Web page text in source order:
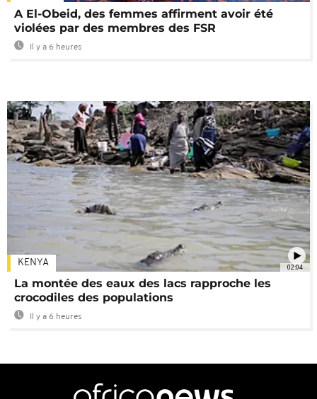
A El-Obeid, des femmes affirment avoir été
violées par des membres des FSR
Il y a 6 heures
02:04
KENYA
La montée des eaux des lacs rapproche les
crocodiles des populations
Il y a 6 heures